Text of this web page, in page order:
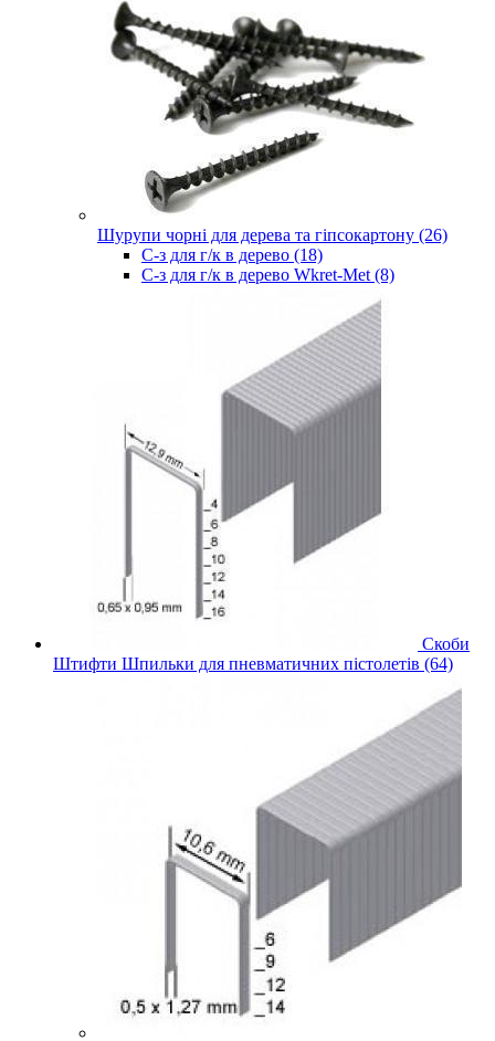
Шурупи чорні для дерева та гіпсокартону (26)
С-з для г/к в дерево (18)
С-з для г/к в дерево Wkret-Met (8)
Скоби
Штифти Шпильки для пневматичних пістолетів (64)